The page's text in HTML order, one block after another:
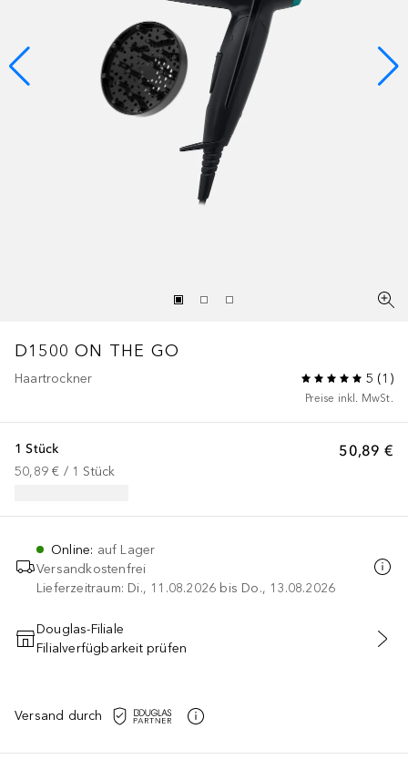
D1500 ON THE GO
Haartrockner 5 (1 )
Preise inkl. MwSt.
50,89 €
1 Stück
50,89 € / 1 Stück
Online: auf Lager
Versandkostenfrei
Lieferzeitraum: Di., 11.08.2026 bis Do., 13.08.2026
IN DEN WARENKORB
Douglas-Filiale
Filialverfügbarkeit prüfen
Versand durch